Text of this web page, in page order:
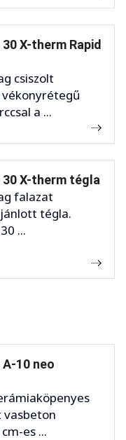
X-therm Rapid
csiszolt
a ...
X-therm tégla
falazat
tégla.
...
10 neo
es ...